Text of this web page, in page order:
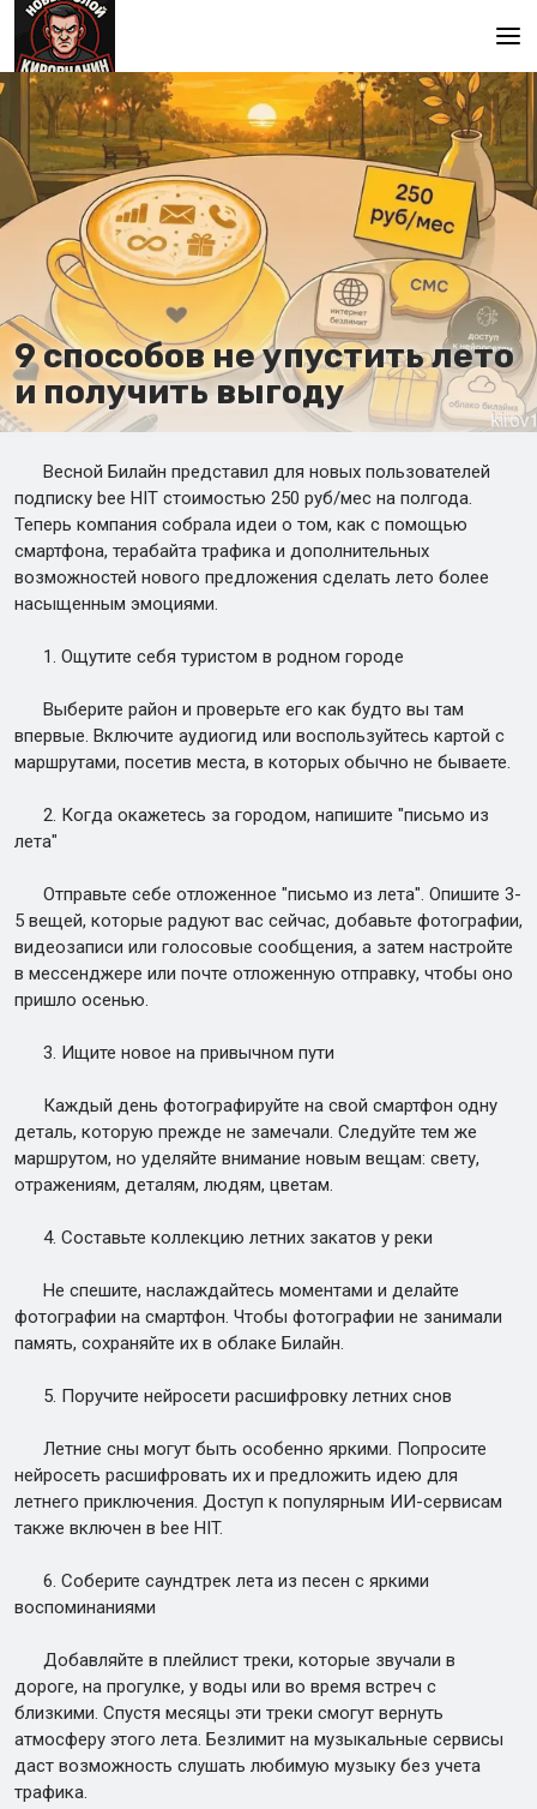
Главная
9 способов не упустить лето
и получить выгоду
Весной Билайн представил для новых пользователей
подписку bee HIT стоимостью 250 руб/мес на полгода.
Теперь компания собрала идеи о том, как с помощью
смартфона, терабайта трафика и дополнительных
возможностей нового предложения сделать лето более
насыщенным эмоциями.
1. Ощутите себя туристом в родном городе
Выберите район и проверьте его как будто вы там
впервые. Включите аудиогид или воспользуйтесь картой с
маршрутами, посетив места, в которых обычно не бываете.
2. Когда окажетесь за городом, напишите "письмо из
лета"
Отправьте себе отложенное "письмо из лета". Опишите 3-
5 вещей, которые радуют вас сейчас, добавьте фотографии,
видеозаписи или голосовые сообщения, а затем настройте
в мессенджере или почте отложенную отправку, чтобы оно
пришло осенью.
3. Ищите новое на привычном пути
Каждый день фотографируйте на свой смартфон одну
деталь, которую прежде не замечали. Следуйте тем же
маршрутом, но уделяйте внимание новым вещам: свету,
отражениям, деталям, людям, цветам.
4. Составьте коллекцию летних закатов у реки
Не спешите, наслаждайтесь моментами и делайте
фотографии на смартфон. Чтобы фотографии не занимали
память, сохраняйте их в облаке Билайн.
5. Поручите нейросети расшифровку летних снов
Летние сны могут быть особенно яркими. Попросите
нейросеть расшифровать их и предложить идею для
летнего приключения. Доступ к популярным ИИ-сервисам
также включен в bee HIT.
6. Соберите саундтрек лета из песен с яркими
воспоминаниями
Добавляйте в плейлист треки, которые звучали в
дороге, на прогулке, у воды или во время встреч с
близкими. Спустя месяцы эти треки смогут вернуть
атмосферу этого лета. Безлимит на музыкальные сервисы
даст возможность слушать любимую музыку без учета
трафика.